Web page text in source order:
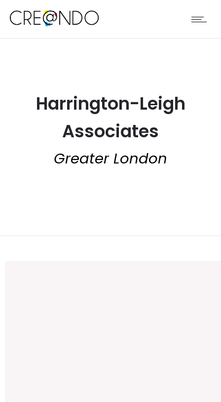
Harrington-Leigh
Associates
Greater London